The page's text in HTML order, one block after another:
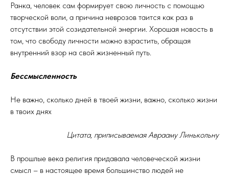
Ранка, человек сам формирует свою личность с помощью
творческой воли, а причина неврозов таится как раз в
отсутствии этой созидательной энергии. Хорошая новость в
том, что свободу личности можно взрастить, обращая
внутренний взор на свой жизненный путь.
Бессмысленность
Не важно, сколько дней в твоей жизни, важно, сколько жизни
в твоих днях
Цитата, приписываемая Аврааму Линькольну
В прошлые века религия придавала человеческой жизни
смысл – в настоящее время большинство людей не